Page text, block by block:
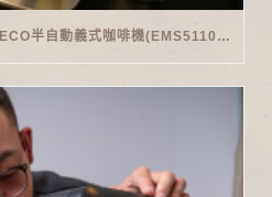
家用義式傳奇-PHILIPS SAECO半自動義式咖啡機(EMS5110)開箱